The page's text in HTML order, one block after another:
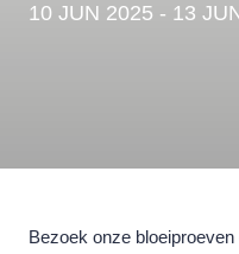
10 JUN 2025 - 13
Bezoek onze